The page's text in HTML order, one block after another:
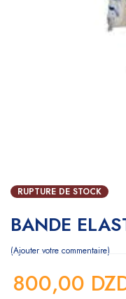
RUPTURE DE STOCK
BANDE
Ajouter votre commentaire
800,00